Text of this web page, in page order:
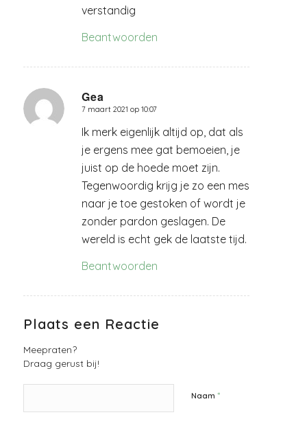
verstandig
Beantwoorden
Gea
zegt:
7 maart 2021 op 10:07
Ik merk eigenlijk altijd op, dat als
je ergens mee gat bemoeien, je
juist op de hoede moet zijn.
Tegenwoordig krijg je zo een mes
naar je toe gestoken of wordt je
zonder pardon geslagen. De
wereld is echt gek de laatste tijd.
Beantwoorden
Plaats een Reactie
Meepraten?
Draag gerust bij!
Naam *